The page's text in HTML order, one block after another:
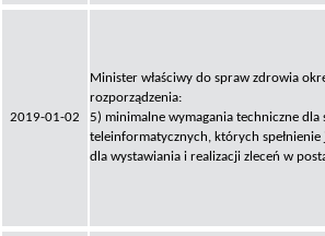
2019-01-02
Minister właściwy do spraw zdrowia
rozporządzenia:
5) minimalne wymagania techniczne dla
teleinformatycznych, których spełnienie
dla wystawiania i realizacji zleceń w